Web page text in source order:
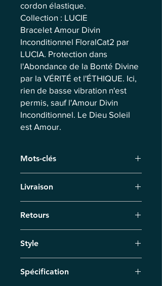
cordon élastique.
Collection : LUCIE
Bracelet Amour Divin
Inconditionnel FloralCat2 par
LUCIA. Protection dans
l'Abondance de la Bonté Divine
par la VÉRITÉ et l'ÉTHIQUE. Ici,
rien de basse vibration n'est
permis, sauf l'Amour Divin
Inconditionnel. Le Dieu Soleil
est Amour.
Mots-clés
Livraison
ouvrés. Pour les précommandes, nous
Retours
produit. Remboursement sous 14 jours
Style
Spécification